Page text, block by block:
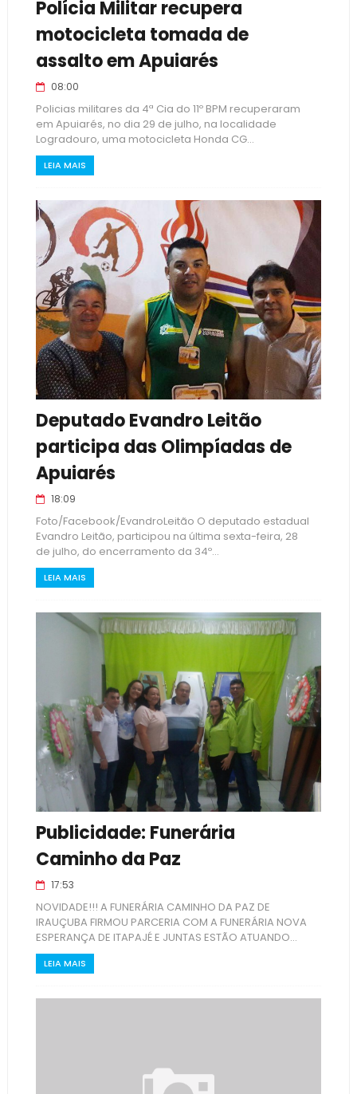
Polícia Militar recupera
motocicleta tomada de
assalto em Apuiarés
08:00
Policias militares da 4ª Cia do 11º BPM recuperaram
em Apuiarés, no dia 29 de julho, na localidade
Logradouro, uma motocicleta Honda CG...
LEIA MAIS
Deputado Evandro Leitão
participa das Olimpíadas de
Apuiarés
18:09
Foto/Facebook/EvandroLeitão O deputado estadual
Evandro Leitão, participou na última sexta-feira, 28
de julho, do encerramento da 34º...
LEIA MAIS
Publicidade: Funerária
Caminho da Paz
17:53
NOVIDADE!!! A FUNERÁRIA CAMINHO DA PAZ DE
IRAUÇUBA FIRMOU PARCERIA COM A FUNERÁRIA NOVA
ESPERANÇA DE ITAPAJÉ E JUNTAS ESTÃO ATUANDO...
LEIA MAIS